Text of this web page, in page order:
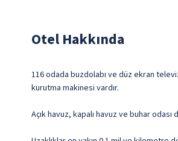
Otel Hakkında
116 odada buzdolabı ve düz ekran
kurutma makinesi vardır.
Açık havuz, kapalı havuz ve buhar